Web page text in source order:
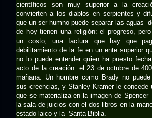
científicos son muy superior a la
convierten a los diablos en serpientes y
que un ser humno puede separar las aguas
de hoy tienen una religión: el progreso,
un costo, una factura que hay que
debilitamiento de la fe en un ente superior
no lo puede entender quien ha puesto
acto de la creación: el 23 de octubre de
mañana. Un hombre como Brady no
sus creencias, y Stanley Kramer le concede
que se materializa en la imagen de Spencer
la sala de juicios con el dos libros en la
estado laico y la Santa Biblia.